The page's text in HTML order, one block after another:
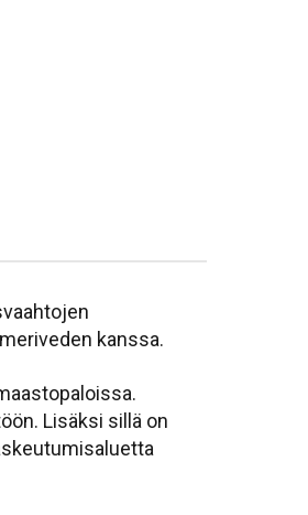
kanssa.
Lisäksi sillä on